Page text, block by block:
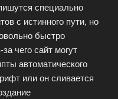
специально
с истинного пути, но
быстро
чего сайт могут
автоматического
или он сливается